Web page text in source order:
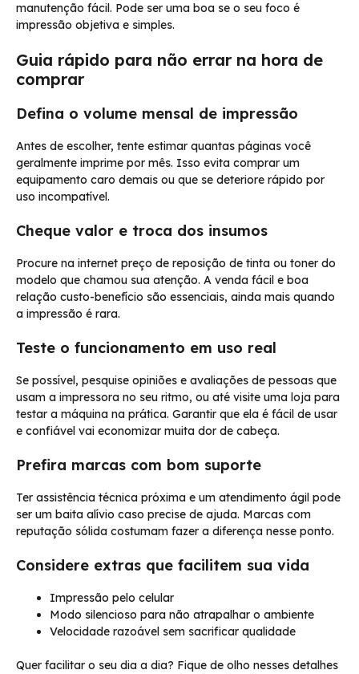
manutenção fácil. Pode ser uma boa se o seu foco é
impressão objetiva e simples.
Guia rápido para não errar na hora de
comprar
Defina o volume mensal de impressão
Antes de escolher, tente estimar quantas páginas você
geralmente imprime por mês. Isso evita comprar um
equipamento caro demais ou que se deteriore rápido por
uso incompatível.
Cheque valor e troca dos insumos
Procure na internet preço de reposição de tinta ou toner do
modelo que chamou sua atenção. A venda fácil e boa
relação custo-benefício são essenciais, ainda mais quando
a impressão é rara.
Teste o funcionamento em uso real
Se possível, pesquise opiniões e avaliações de pessoas que
usam a impressora no seu ritmo, ou até visite uma loja para
testar a máquina na prática. Garantir que ela é fácil de usar
e confiável vai economizar muita dor de cabeça.
Prefira marcas com bom suporte
Ter assistência técnica próxima e um atendimento ágil pode
ser um baita alívio caso precise de ajuda. Marcas com
reputação sólida costumam fazer a diferença nesse ponto.
Considere extras que facilitem sua vida
Impressão pelo celular
Modo silencioso para não atrapalhar o ambiente
Velocidade razoável sem sacrificar qualidade
Quer facilitar o seu dia a dia? Fique de olho nesses detalhes